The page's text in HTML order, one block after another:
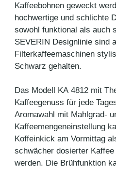
Kaffeebohnen geweckt
hochwertige und schlichte
sowohl funktional als auch
SEVERIN Designlinie sind
Filterkaffeemaschinen
Schwarz gehalten.
Das Modell KA 4812 mit
Kaffeegenuss für jede
Aromawahl mit Mahlgrad-
Kaffeemengeneinstellung
Koffeinkick am Vormittag
schwächer dosierter
werden. Die Brühfunktion